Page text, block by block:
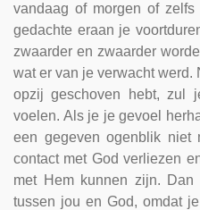
vandaag of morgen of
gedachte eraan je
zwaarder en zwaarder
wat er van je verwacht werd.
opzij geschoven hebt, zul
voelen. Als je je gevoel
een gegeven ogenblik
contact met God verliezen
met Hem kunnen zijn.
tussen jou en God, omdat